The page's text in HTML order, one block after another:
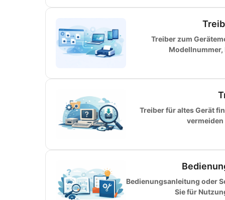
Treiber zum
Treiber für altes Gerät
vermeiden
Bedienungsanleitung oder
Sie für